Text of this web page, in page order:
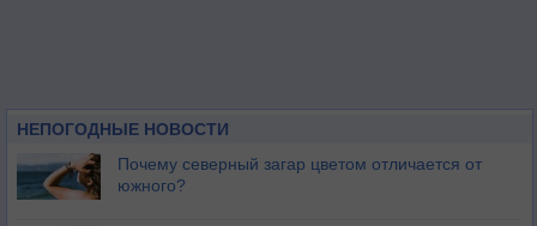
НЕПОГОДНЫЕ НОВОСТИ
Почему северный загар цветом отличается от
южного?